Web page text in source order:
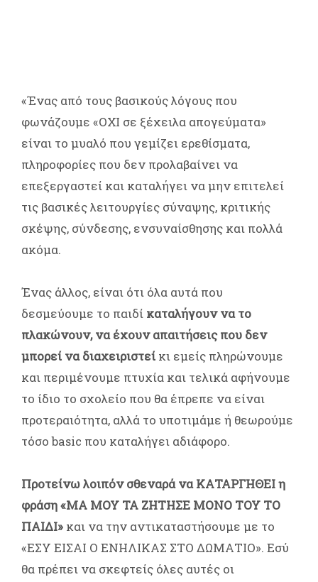
«Ένας από τους βασικούς λόγους που
φωνάζουμε «ΟΧΙ σε ξέχειλα απογεύματα»
είναι το μυαλό που γεμίζει ερεθίσματα,
πληροφορίες που δεν προλαβαίνει να
επεξεργαστεί και καταλήγει να μην επιτελεί
τις βασικές λειτουργίες σύναψης, κριτικής
σκέψης, σύνδεσης, ενσυναίσθησης και πολλά
ακόμα.
Ένας άλλος, είναι ότι όλα αυτά που
δεσμεύουμε το παιδί καταλήγουν να το
πλακώνουν, να έχουν απαιτήσεις που δεν
μπορεί να διαχειριστεί κι εμείς πληρώνουμε
και περιμένουμε πτυχία και τελικά αφήνουμε
το ίδιο το σχολείο που θα έπρεπε να είναι
προτεραιότητα, αλλά το υποτιμάμε ή θεωρούμε
τόσο basic που καταλήγει αδιάφορο.
Προτείνω λοιπόν σθεναρά να ΚΑΤΑΡΓΗΘΕΙ η
φράση «ΜΑ ΜΟΥ ΤΑ ΖΗΤΗΣΕ ΜΟΝΟ ΤΟΥ ΤΟ
ΠΑΙΔΙ» και να την αντικαταστήσουμε με το
«ΕΣΥ ΕΙΣΑΙ Ο ΕΝΗΛΙΚΑΣ ΣΤΟ ΔΩΜΑΤΙΟ». Εσύ
θα πρέπει να σκεφτείς όλες αυτές οι